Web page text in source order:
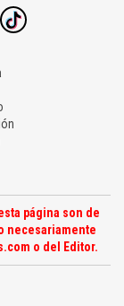
página son de
necesariamente
o del Editor.